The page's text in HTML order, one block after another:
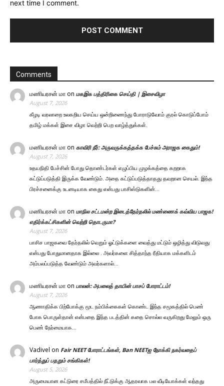
next time I comment.
Comments
மணியரசன் மா on மகஇக பத்திரிகை செய்தி | இசைவிழா
August 7, 2026
கீழடி வரலாறை உலகறிய செய்ய ஒன்றிணைந்து போராடுவோம் குரல் கொடுப்போம்
தமிழ் மக்கள் இசை விழா வெற்றி பெற வாழ்த்துக்கள்.
மணியரசன் மா on காவிரி நீர்: அருவருக்கத்தக்க பேச்சும் அராஜக கைதும்!
August 7, 2026
உதயநிதி பேச்சின் போது தொண்டர்கள் எழுப்பிய முழக்கத்தை கறறாக
கட்டுப்படுத்தி இருக்க வேண்டும். அதை கட்டுப்படுத்தாதது தவறான செயல். இந்த
பிரச்சனைக்கு உடனடியாக கைது என்பது பாசிஸ்டுகளின்…
மணியரசன் மா on மாநில சட்டமன்ற இடைத்தேர்தலில் மண்ணைக் கவ்விய பாஜக!
எதிர்க்கட்சிகளின் வெற்றி தொடருமா?
August 7, 2026
பாசிச பாஜகவை தேர்தலில் வெறும் ஓட்டுக்களை வைத்து மட்டும் ஒழித்து விடுவது
என்பது போதுமானதாக இல்லை . அவர்களை சித்தாந்த ரீதியாக மக்களிடம்
அம்பலப்படுத்த வேண்டும் அவர்களால்…
மணியரசன் மா on பாலன்: அபலைத் தாயின் பாசப் போராட்டம்!
August 7, 2026
ஆணாதிக்க பிற்போக்கு மூட நம்பிக்கைகள் கொண்ட இந்த சமூகத்தில் பெண்
போக பொருள்தான் என்பதை இந்த படத்தின் கதை சொல்ல வருகிறது மேலும் ஒரு
பெண் நேர்மையாக…
Vadivel on Fair NEET போராட்டங்கள், Ban NEETஐ நோக்கி நகர்வதைப்
பார்த்துப் பதறும் சங்கிகள்!
August 5, 2026
அருமையான கட்டுரை சமீபத்தில் நீட்டுக்கு ஆதரவாக பல வீடியோக்கள் வந்தது